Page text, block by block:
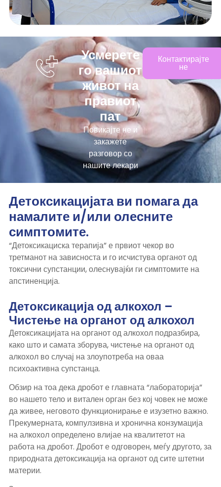
Усмерете
го вашиот
живот на
правиот
пат
Повикајте не и
закажете
разговор со
нашите лекари
Контактирајте
не
Детоксикацијата ви помага да
намалите и/или олесните
симптомите.
“Детоксикациска терапија” е првиот чекор во
третманот на зависноста и го исчистува органот од
токсични супстанции, олеснувајќи ги симптомите на
апстиненција.
Детоксикација од алкохол –
Чистење на органот од алкохол
Детоксикацијата на органот од алкохол подразбира,
како што и самата зборува, чистење на органот од
алкохол во случај на злоупотреба на оваа
психоактивна супстанца.
Обзир на тоа дека дробот е главната “лабораторија”
во нашето тело и витален орган без кој човек не може
да живее, неговото функционирање е изузетно важно.
Прекумерната, компулзивна и хронична конзумација
на алкохол определено влијае на квалитетот на
работа на дробот. Дробот е одговорен, меѓу другото, за
природната детоксикација на органот од сите штетни
материи.